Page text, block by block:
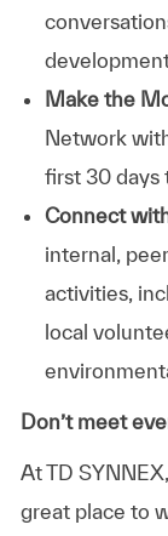
Make the
Network
first 30 days
Connect
internal,
activities,
local
Don’t meet
At TD
great place to